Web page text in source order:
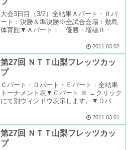
大会3日目（3/2）全結果Ａパート・Ｂパ
ート：決勝＆準決勝※全試合会場：敷島
体育館▼Ａパート： 優勝・増穂Ｂ・決
勝：増穂Ｂ２－１竜小クラブＡ・準決
勝：東桂クラブＡ２－０市川クラブＣ▼
Ｂパート： 優勝・池田・...
2011.03.02
第27回 ＮＴＴ山梨フレッツカッ
プ
Ｃパート・Ｄパート・Ｅパート：全結果
トーナメント表▼Ｃパート ※ ←クリック
にて別ウィンドウ表示します。▼Ｄパー
ます。▼Ｅパート ※ ←クリックにて別ウ
ィンドウ表示します。
2011.03.01
第27回 ＮＴＴ山梨フレッツカッ
プ